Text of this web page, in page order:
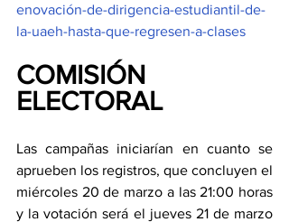
enovación-de-dirigencia-estudiantil-de-
la-uaeh-hasta-que-regresen-a-clases
COMISIÓN
ELECTORAL
Las campañas iniciarían en cuanto se
aprueben los registros, que concluyen el
miércoles 20 de marzo a las 21:00 horas
y la votación será el jueves 21 de marzo